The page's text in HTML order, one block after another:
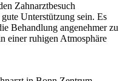
Zahnarztbesuch
gute Unterstützung sein. Es
Behandlung angenehmer zu
einer ruhigen Atmosphäre